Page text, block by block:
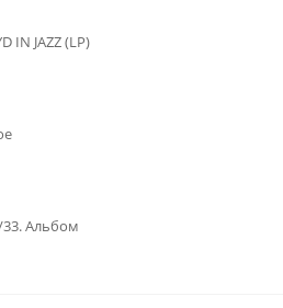
IN JAZZ (LP)
Альбом